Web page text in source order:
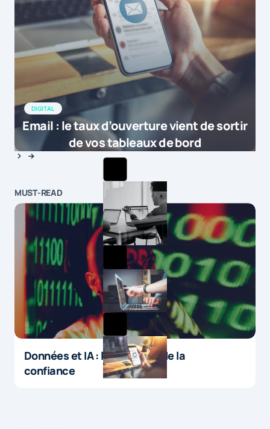
DIGITAL
Email : le taux d’ouverture vient de sortir
de vos tableaux de bord
MUST-READ
Données et IA : le paradoxe de la
confiance